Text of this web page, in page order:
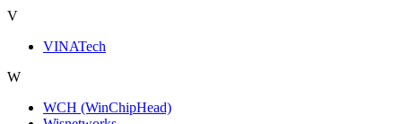
V
VINATech
W
WCH (WinChipHead)